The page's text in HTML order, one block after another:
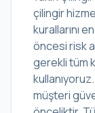
çilingir
kurallarını
öncesi risk
gerekli tüm
müşteri